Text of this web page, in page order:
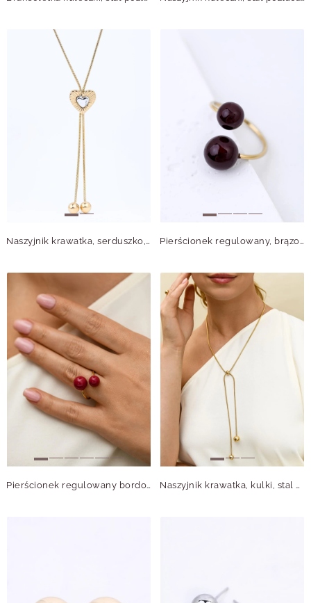
Naszyjnik krawatka, serduszko, kuleczki, stal pozłacana S316414M00 Pierścionek regulowany, brązowe kulki, stal pozłacana S412555Z13-0
Pierścionek regulowany bordowe kulki, stal pozłacana S412555Z03-0 Naszyjnik krawatka, kulki, stal pozłacana S312556Z00